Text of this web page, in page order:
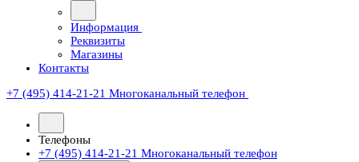
Информация
Реквизиты
Магазины
Контакты
+7 (495) 414-21-21 Многоканальный телефон
Телефоны
+7 (495) 414-21-21 Многоканальный телефон